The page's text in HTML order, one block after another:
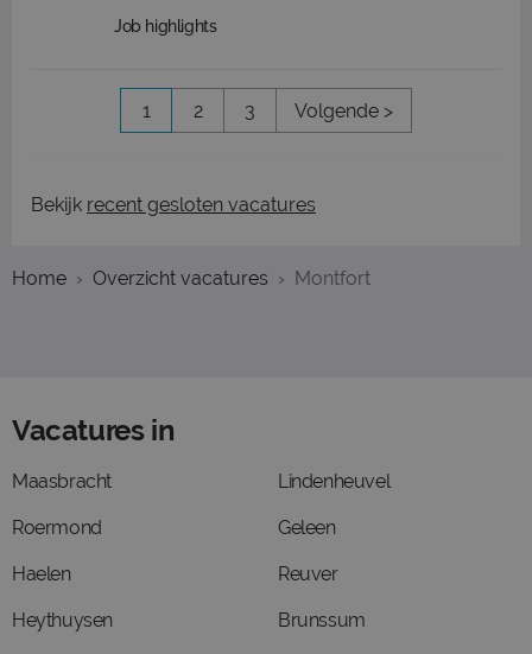
Job highlights
1 2 3 Volgende >
Bekijk recent gesloten vacatures
Home Overzicht vacatures Montfort
Vacatures in
Maasbracht
Roermond
Haelen
Heythuysen
Lindenheuvel
Geleen
Reuver
Brunssum